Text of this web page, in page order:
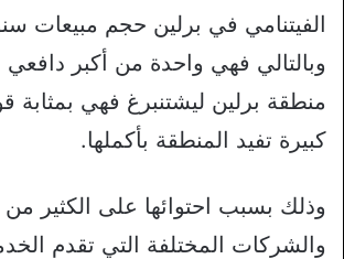
الفيتنامي في برلين حجم مبيعات
وبالتالي فهي واحدة من أكبر
منطقة برلين ليشتنبرغ فهي بمثابة
كبيرة تفيد المنطقة بأكملها.
وذلك بسبب احتوائها على الكثير من
والشركات المختلفة التي تقدم